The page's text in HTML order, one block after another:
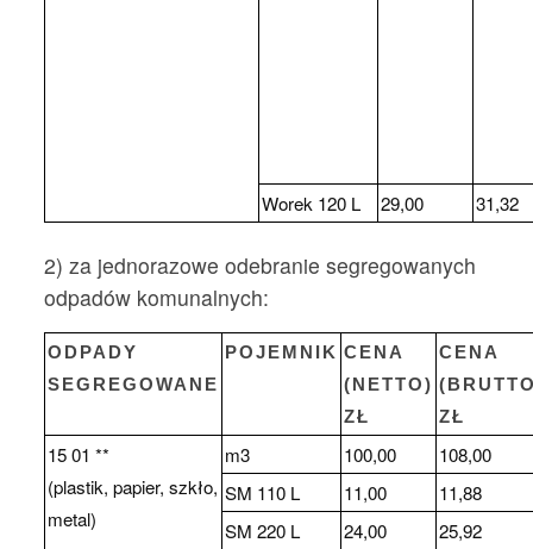
Worek 120 L 29,00 31,32
2) za jednorazowe odebranie segregowanych
odpadów komunalnych:
ODPADY
SEGREGOWANE
POJEMNIK CENA
(NETTO)
ZŁ
CENA
ZŁ
15 01 **
(plastik, papier, szkło,
metal)
m3 100,00
108,00
SM 110 L
11,00
11,88
SM 220 L
24,00 25,92